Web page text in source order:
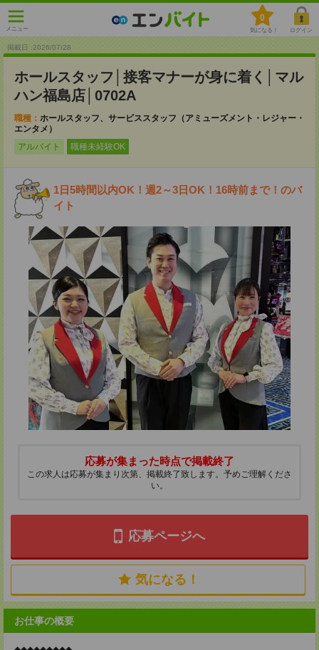
メニュー
0
気になる！ ログイン
掲載日 :2026/07/28
ホールスタッフ│接客マナーが身に着く│マル
ハン福島店│0702A
職種： ホールスタッフ、サービススタッフ（アミューズメント・レジャー・
エンタメ）
アルバイト
職種未経験OK
1日5時間以内OK！週2～3日OK！16時前まで！のバ
イト
応募が集まった時点で掲載終了
この求人は応募が集まり次第、掲載終了致します。予めご理解くださ
い。
応募ページへ
気になる！
お仕事の概要